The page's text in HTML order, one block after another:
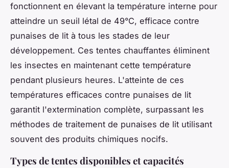
fonctionnent en élevant la température interne pour
atteindre un seuil létal de 49°C, efficace contre
punaises de lit à tous les stades de leur
développement. Ces tentes chauffantes éliminent
les insectes en maintenant cette température
pendant plusieurs heures. L'atteinte de ces
températures efficaces contre punaises de lit
garantit l'extermination complète, surpassant les
méthodes de traitement de punaises de lit utilisant
souvent des produits chimiques nocifs.
Types de tentes disponibles et capacités